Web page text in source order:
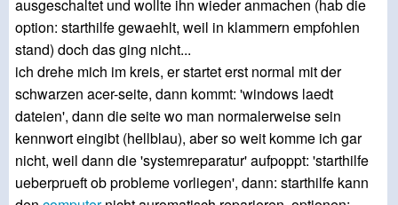
ausgeschaltet und wollte ihn wieder anmachen (hab die
option: starthilfe gewaehlt, weil in klammern empfohlen
stand) doch das ging nicht...
ich drehe mich im kreis, er startet erst normal mit der
schwarzen acer-seite, dann kommt: 'windows laedt
dateien', dann die seite wo man normalerweise sein
kennwort eingibt (hellblau), aber so weit komme ich gar
nicht, weil dann die 'systemreparatur' aufpoppt: 'starthilfe
ueberprueft ob probleme vorliegen', dann: starthilfe kann